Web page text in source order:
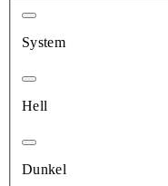
System
Hell
Dunkel